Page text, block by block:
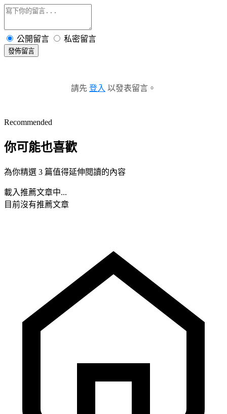
公開留言 私密留言
發佈留言
請先 登入 以發表留言。
Recommended
你可能也喜歡
為你精選 3 篇值得延伸閱讀的內容
載入推薦文章中...
目前沒有推薦文章